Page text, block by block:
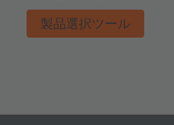
製品選択ツール